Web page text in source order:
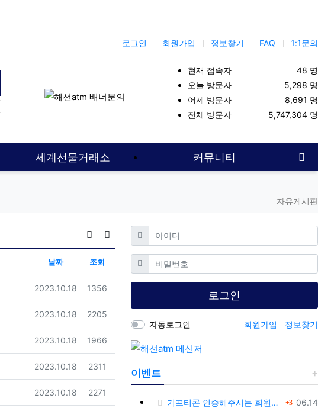
로그인 회원가입 정보찾기 FAQ 1:1문의
항셍 선물옵션 해외선물사이트
현재 접속자
48 명
오늘 방문자
5,298 명
어제 방문자
8,691 명
전체 방문자
5,747,304 명
세계선물거래소 커뮤니티
자유게시판
게시판 검색
날짜순 정렬
날짜 조회
등록일
2023.10.18 조회
1356
등록일
2023.10.18 조회
2205
등록일
2023.10.18 조회
1966
등록일
2023.10.18 조회
2311
등록일
2023.10.18 조회
2271
아이디 필수
비밀번호필수
로그인
자동로그인 회원가입 정보찾기
이벤트
등록
06.14
기프티콘 인증해주시는 회원님께 추가 포인트 쏩니다!! 3댓글